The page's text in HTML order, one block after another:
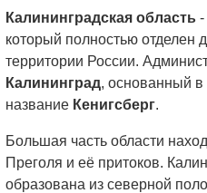
Калининградская область -
который полностью отделен
территории России.
Калининград, основанный
название Кенигсберг.
Большая часть области
Преголя и её притоков.
образована из северной